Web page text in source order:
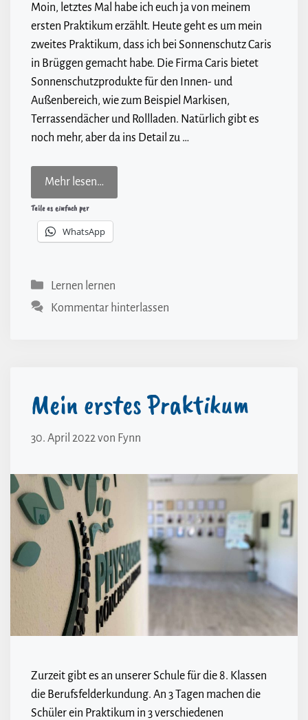
Moin, letztes Mal habe ich euch ja von meinem
ersten Praktikum erzählt. Heute geht es um mein
zweites Praktikum, dass ich bei Sonnenschutz Caris
in Brüggen gemacht habe. Die Firma Caris bietet
Sonnenschutzprodukte für den Innen- und
Außenbereich, wie zum Beispiel Markisen,
Terrassendächer und Rollladen. Natürlich gibt es
noch mehr, aber da ins Detail zu …
Mehr lesen…
Teile es einfach per
WhatsApp
Kategorien
Lernen lernen
Kommentar hinterlassen
Mein erstes Praktikum
30. April 2022von Fynn
Zurzeit gibt es an unserer Schule für die 8. Klassen
die Berufsfelderkundung. An 3 Tagen machen die
Schüler ein Praktikum in 3 verschiedenen